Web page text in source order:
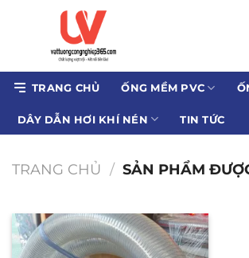
dung
TRANG CHỦ ỐNG MỀM PVC
DÂY DẪN HƠI KHÍ NÉN TIN TỨC
TRANG CHỦ / SẢN PHẨM